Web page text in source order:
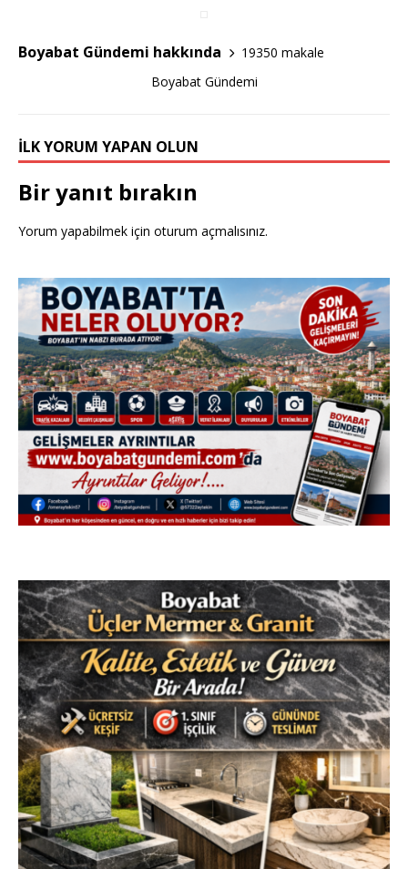
o
Boyabat Gündemi hakkında
19350 makale
Boyabat Gündemi
İLK YORUM YAPAN OLUN
Bir yanıt bırakın
Yorum yapabilmek için oturum açmalısınız.